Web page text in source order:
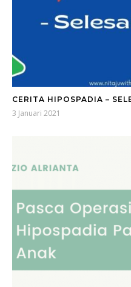
CERITA HIPOSPADIA –
3 Januari 2021